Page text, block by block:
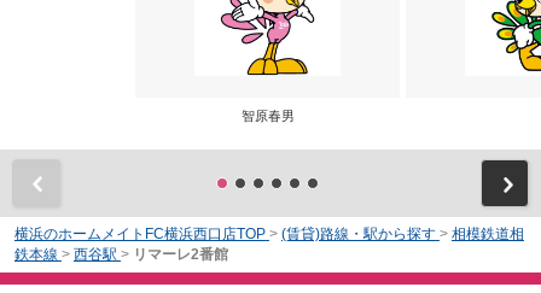
智原春男
横浜のホームメイトFC横浜西口店TOP > (賃貸)路線・駅から探す > 相模鉄道相
鉄本線 > 西谷駅 > リマーレ2番館